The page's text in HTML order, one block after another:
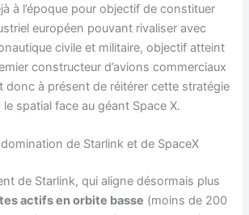
à l’époque pour objectif de constituer
européen pouvant rivaliser avec
civile et militaire, objectif atteint
constructeur d’avions commerciaux
donc à présent de réitérer cette stratégie
spatial face au géant Space X.
de Starlink et de SpaceX
de Starlink, qui aligne désormais plus
actifs en orbite basse (moins de 200